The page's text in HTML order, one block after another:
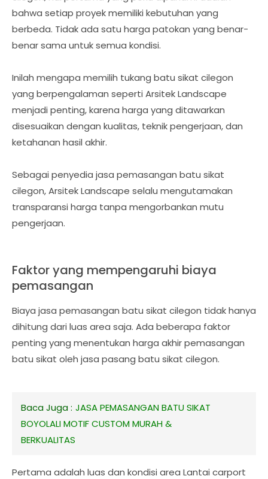
bahwa setiap proyek memiliki kebutuhan yang
berbeda. Tidak ada satu harga patokan yang benar-
benar sama untuk semua kondisi.
Inilah mengapa memilih tukang batu sikat cilegon
yang berpengalaman seperti Arsitek Landscape
menjadi penting, karena harga yang ditawarkan
disesuaikan dengan kualitas, teknik pengerjaan, dan
ketahanan hasil akhir.
Sebagai penyedia jasa pemasangan batu sikat
cilegon, Arsitek Landscape selalu mengutamakan
transparansi harga tanpa mengorbankan mutu
pengerjaan.
Faktor yang mempengaruhi biaya
pemasangan
Biaya jasa pemasangan batu sikat cilegon tidak hanya
dihitung dari luas area saja. Ada beberapa faktor
penting yang menentukan harga akhir pemasangan
batu sikat oleh jasa pasang batu sikat cilegon.
Baca Juga : JASA PEMASANGAN BATU SIKAT
BOYOLALI MOTIF CUSTOM MURAH &
BERKUALITAS
Pertama adalah luas dan kondisi area Lantai carport